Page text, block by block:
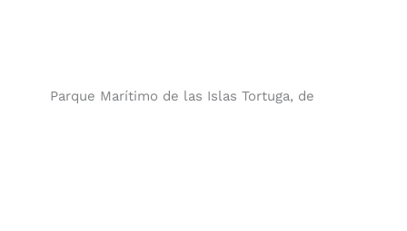
Parque Marítimo de las Islas Tortuga, de